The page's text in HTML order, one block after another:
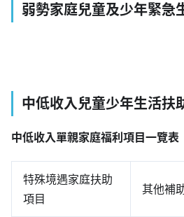
弱勢家庭兒童及少年緊急
中低收入兒童少年生活扶
中低收入單親家庭福利項目一覽表
特殊境遇家庭扶助
項目
其他補